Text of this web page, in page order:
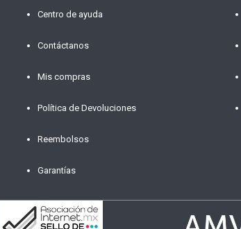
Centro de ayuda
Contáctanos
Mis compras
Política de Devoluciones
Reembolsos
Garantías